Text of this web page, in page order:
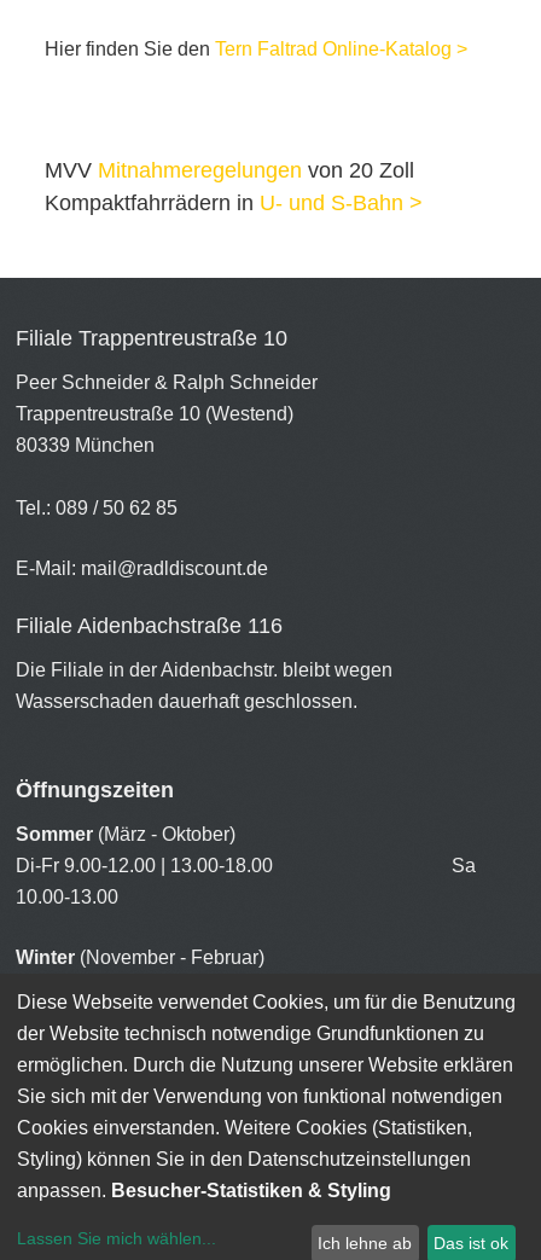
Hier finden Sie denTern Faltrad Online-Katalog >
MVV Mitnahmeregelungen von 20 Zoll
Kompaktfahrrädern in U- und S-Bahn >
Filiale Trappentreustraße 10
Peer Schneider & Ralph Schneider
Trappentreustraße 10 (Westend)
80339 München
Tel.: 089 / 50 62 85
E-Mail: mail@radldiscount.de
Filiale Aidenbachstraße 116
Die Filiale in der Aidenbachstr. bleibt wegen
Wasserschaden dauerhaft geschlossen.
Öffnungszeiten
Sommer (März - Oktober)
Di-Fr 9.00-12.00 | 13.00-18.00 Sa
10.00-13.00
Winter (November - Februar)
Di-Fr 9.00-12.00 | 13.00-18.00 Sa
10.00-13.00
© 2026Radldiscount. Anmelden, um die Website zu bearbeiten
Diese Webseite verwendet Cookies, um für die Benutzung
der Website technisch notwendige Grundfunktionen zu
ermöglichen. Durch die Nutzung unserer Website erklären
Sie sich mit der Verwendung von funktional notwendigen
Cookies einverstanden. Weitere Cookies (Statistiken,
Styling) können Sie in den Datenschutzeinstellungen
anpassen. Besucher-Statistiken & Styling
Lassen Sie mich wählen Ich lehne ab Das ist ok